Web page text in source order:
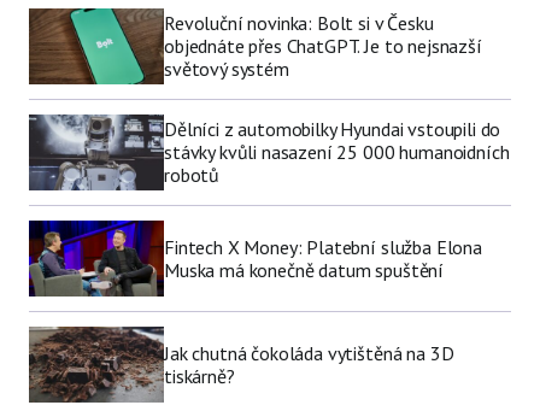
Revoluční novinka: Bolt si v Česku
objednáte přes ChatGPT. Je to nejsnazší
světový systém
Dělníci z automobilky Hyundai vstoupili do
stávky kvůli nasazení 25 000 humanoidních
robotů
Fintech X Money: Platební služba Elona
Muska má konečně datum spuštění
Jak chutná čokoláda vytištěná na 3D
tiskárně?